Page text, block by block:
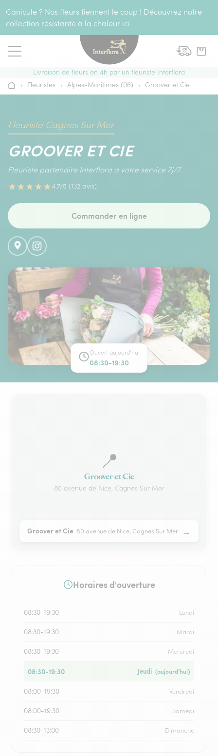
Canicule ? Nos fleurs tiennent le coup ! Découvrez notre
collection résistante à la chaleur ici
Livraison de fleurs en 4h par un fleuriste Interflora
Accueil
› Fleuristes › Alpes-Maritimes (06) › Groover et Cie
Fleuriste Cagnes Sur Mer
GROOVER ET CIE
Fleuriste partenaire Interflora à votre service 7j/7
★★★★★4.7/5 (132 avis)
Commander en ligne
Ouvert aujourd'hui
08:30-19:30
📍
Groover et Cie
80 avenue de Nice, Cagnes Sur Mer
Groover et Cie 80 avenue de Nice, Cagnes Sur Mer →
Horaires d'ouverture
08:30-19:30 Lundi
08:30-19:30 Mardi
08:30-19:30 Mercredi
08:30-19:30 Jeudi (aujourd’hui)
08:00-19:30 Vendredi
08:00-19:30 Samedi
08:30-13:00 Dimanche